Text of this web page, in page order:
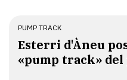
PUMP TRACK
Esterri d'Àneu
«pump track» del